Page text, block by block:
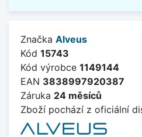
Značka Alveus
Kód 15743
Kód výrobce 1149144
EAN 3838997920387
Záruka 24 měsíců
Zboží pochází z oficiální